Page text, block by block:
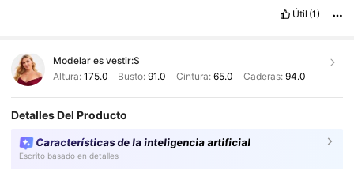
Útil (1)
Modelar es vestir:S
Altura: 175.0 Busto:91.0 Cintura: 65.0 Caderas: 94.0
Detalles Del Producto
Características de la inteligencia artificial
Escrito basado en detalles